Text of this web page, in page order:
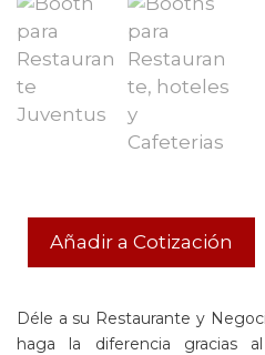
Añadir a Cotización
Déle a su Restaurante y
haga la diferencia gracias